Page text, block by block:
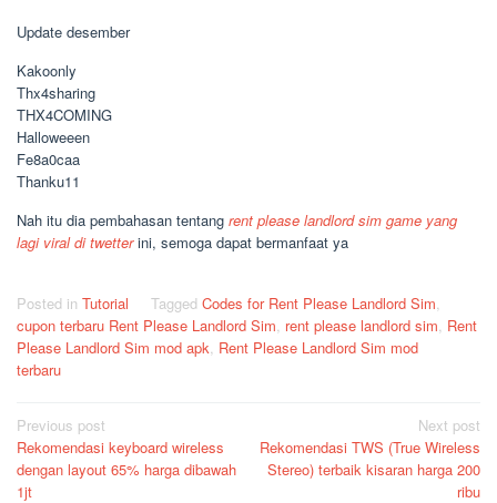
Update desember
Kakoonly
Thx4sharing
THX4COMING
Halloweeen
Fe8a0caa
Thanku11
Nah itu dia pembahasan tentang rent please landlord sim game yang
lagi viral di twetterini, semoga dapat bermanfaat ya
Posted in Tutorial Tagged Codes for Rent Please Landlord Sim
cupon terbaru Rent Please Landlord Sim rent please landlord sim Rent
Please Landlord Sim mod apk Rent Please Landlord Sim mod
terbaru
Post
navigation
Previous post
Rekomendasi keyboard wireless
dengan layout 65% harga dibawah
1jt
Next post
Rekomendasi TWS (True Wireless
Stereo) terbaik kisaran harga 200
ribu